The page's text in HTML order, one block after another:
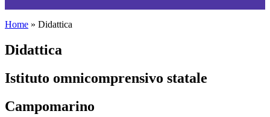
Home » Didattica
didattica
istituto omnicomprensivo statale
campomarino